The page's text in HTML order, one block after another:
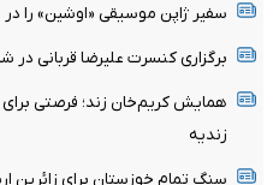
سفیر ژاپن موسیقی «اوشین» را
برگزاری کنسرت علیرضا قربانی در
همایش کریم‌خان زند؛ فرصتی برای
زندیه
سنگ تمام خوزستان برای زائرین